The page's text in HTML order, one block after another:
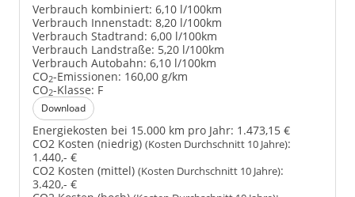
Verbrauch kombiniert: 6,10 l/100km
Verbrauch Innenstadt: 8,20 l/100km
Verbrauch Stadtrand: 6,00 l/100km
Verbrauch Landstraße: 5,20 l/100km
Verbrauch Autobahn: 6,10 l/100km
CO2-Emissionen: 160,00 g/km
CO2-Klasse: F
Download
Energiekosten bei 15.000 km pro Jahr: 1.473,15 €
CO2 Kosten (niedrig) (Kosten Durchschnitt 10 Jahre):
1.440,- €
CO2 Kosten (mittel) (Kosten Durchschnitt 10 Jahre):
3.420,- €